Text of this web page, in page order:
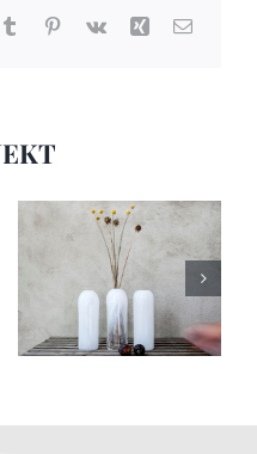
TumblrPinterest
Vk Xing E-
Bruksföremål 15